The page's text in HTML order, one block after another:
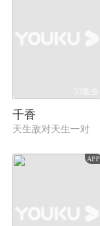
33集全
千香
天生敌对天生一对
APP